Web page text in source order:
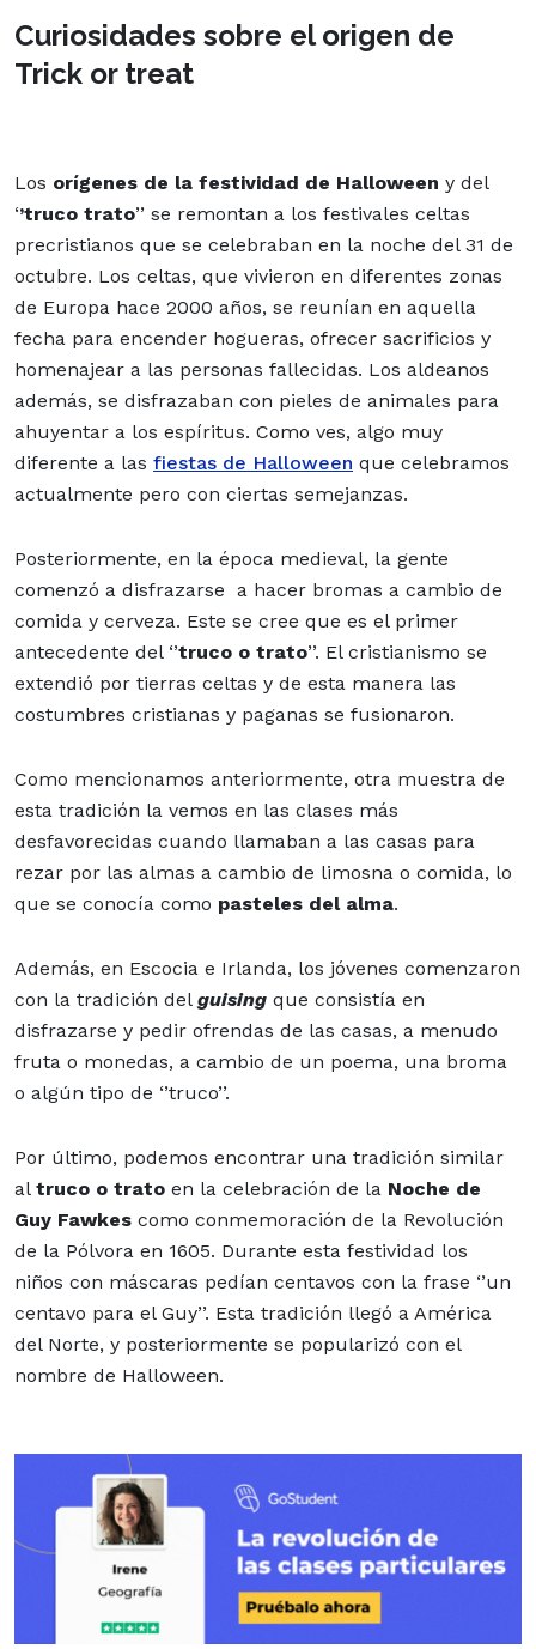
Curiosidades sobre el origen de
Trick or treat
Los orígenes de la festividad de Halloween y del
‘’truco trato’’ se remontan a los festivales celtas
precristianos que se celebraban en la noche del 31 de
octubre. Los celtas, que vivieron en diferentes zonas
de Europa hace 2000 años, se reunían en aquella
fecha para encender hogueras, ofrecer sacrificios y
homenajear a las personas fallecidas. Los aldeanos
además, se disfrazaban con pieles de animales para
ahuyentar a los espíritus. Como ves, algo muy
diferente a las fiestas de Halloween que celebramos
actualmente pero con ciertas semejanzas.
Posteriormente, en la época medieval, la gente
comenzó a disfrazarse a hacer bromas a cambio de
comida y cerveza. Este se cree que es el primer
antecedente del ‘’truco o trato’’. El cristianismo se
extendió por tierras celtas y de esta manera las
costumbres cristianas y paganas se fusionaron.
Como mencionamos anteriormente, otra muestra de
esta tradición la vemos en las clases más
desfavorecidas cuando llamaban a las casas para
rezar por las almas a cambio de limosna o comida, lo
que se conocía como pasteles del alma.
Además, en Escocia e Irlanda, los jóvenes comenzaron
con la tradición del guising que consistía en
disfrazarse y pedir ofrendas de las casas, a menudo
fruta o monedas, a cambio de un poema, una broma
o algún tipo de ‘’truco’’.
Por último, podemos encontrar una tradición similar
al truco o trato en la celebración de la Noche de
Guy Fawkes como conmemoración de la Revolución
de la Pólvora en 1605. Durante esta festividad los
niños con máscaras pedían centavos con la frase ‘’un
centavo para el Guy’’. Esta tradición llegó a América
del Norte, y posteriormente se popularizó con el
nombre de Halloween.